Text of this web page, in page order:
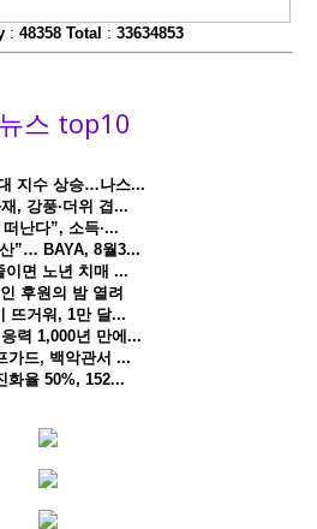
: 48358 Total : 33634853
지수 상승…나스...
, 강풍·더위 겹...
난다”, 소득·...
”… BAYA, 8월3...
이면 노년 치매 ...
후원의 밤 열려
뜨거워, 1만 달...
력 1,000년 만에...
가드, 백악관서 ...
화율 50%, 152...